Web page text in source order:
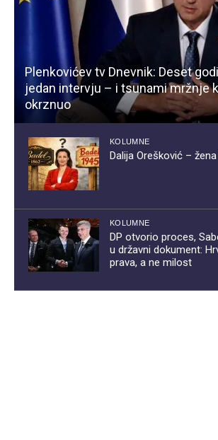
Plenkovićev tv Dnevnik: Deset
jedan intervju – i tsunami mržnje
okrznuo
KOLUMNE
Dalija Orešković –
KOLUMNE
DP otvorio proces,
u državni dokument:
prava, a ne milost